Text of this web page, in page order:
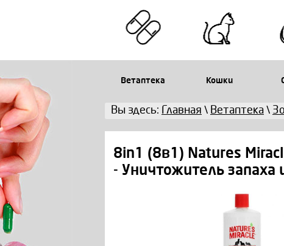
Ветаптека Кошки
Вы здесь: Главная \ Ветаптека \
8in1 (8в1) Natures
- Уничтожитель запаха